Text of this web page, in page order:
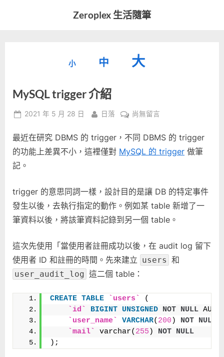
Zeroplex 生活隨筆
發
活
事
小
型
小。
中
重
型
小。
大
字
型
大
MySQL trigger 介紹
Posted
2021 年 5 月 28 日 By
日落
在
trigger
介
尚無留言
最近在研究 DBMS 的 trigger，不同 DBMS 的 trigger
的功能上差異不小，這裡僅對 MySQL 的 trigger 做筆
記。
trigger 的意思同詞一樣，設計目的是讓 DB 的特定事件
發生以後，去執行指定的動作。例如某 table 新增了一
筆資料以後，將該筆資料記錄到另一個 table。
這次先使用「當使用者註冊成功以後，在 audit log 留下
使用者 ID 和註冊的時間。先來建立 users 和
user_audit_log 這二個 table：
CREATE TABLE `users`
(
`id`
BIGINT UNSIGNED NOT NULL
`user_name`
VARCHAR( 200 ) NOT NULL
`mail`
varchar( 255 ) NOT NULL
);